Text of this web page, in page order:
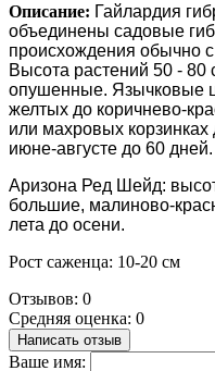
Описание: Гайлардия
объединены садовые
происхождения обычно с
Высота растений 50 - 80
опушенные. Язычковые
желтых до коричнево-
или махровых
июне-августе до 60 дней.
Аризона Ред Шейд:
большие, малиново-
лета до осени.
Рост саженца: 10-20 см
Отзывов: 0
Средняя оценка: 0
Написать отзыв
Ваше имя: